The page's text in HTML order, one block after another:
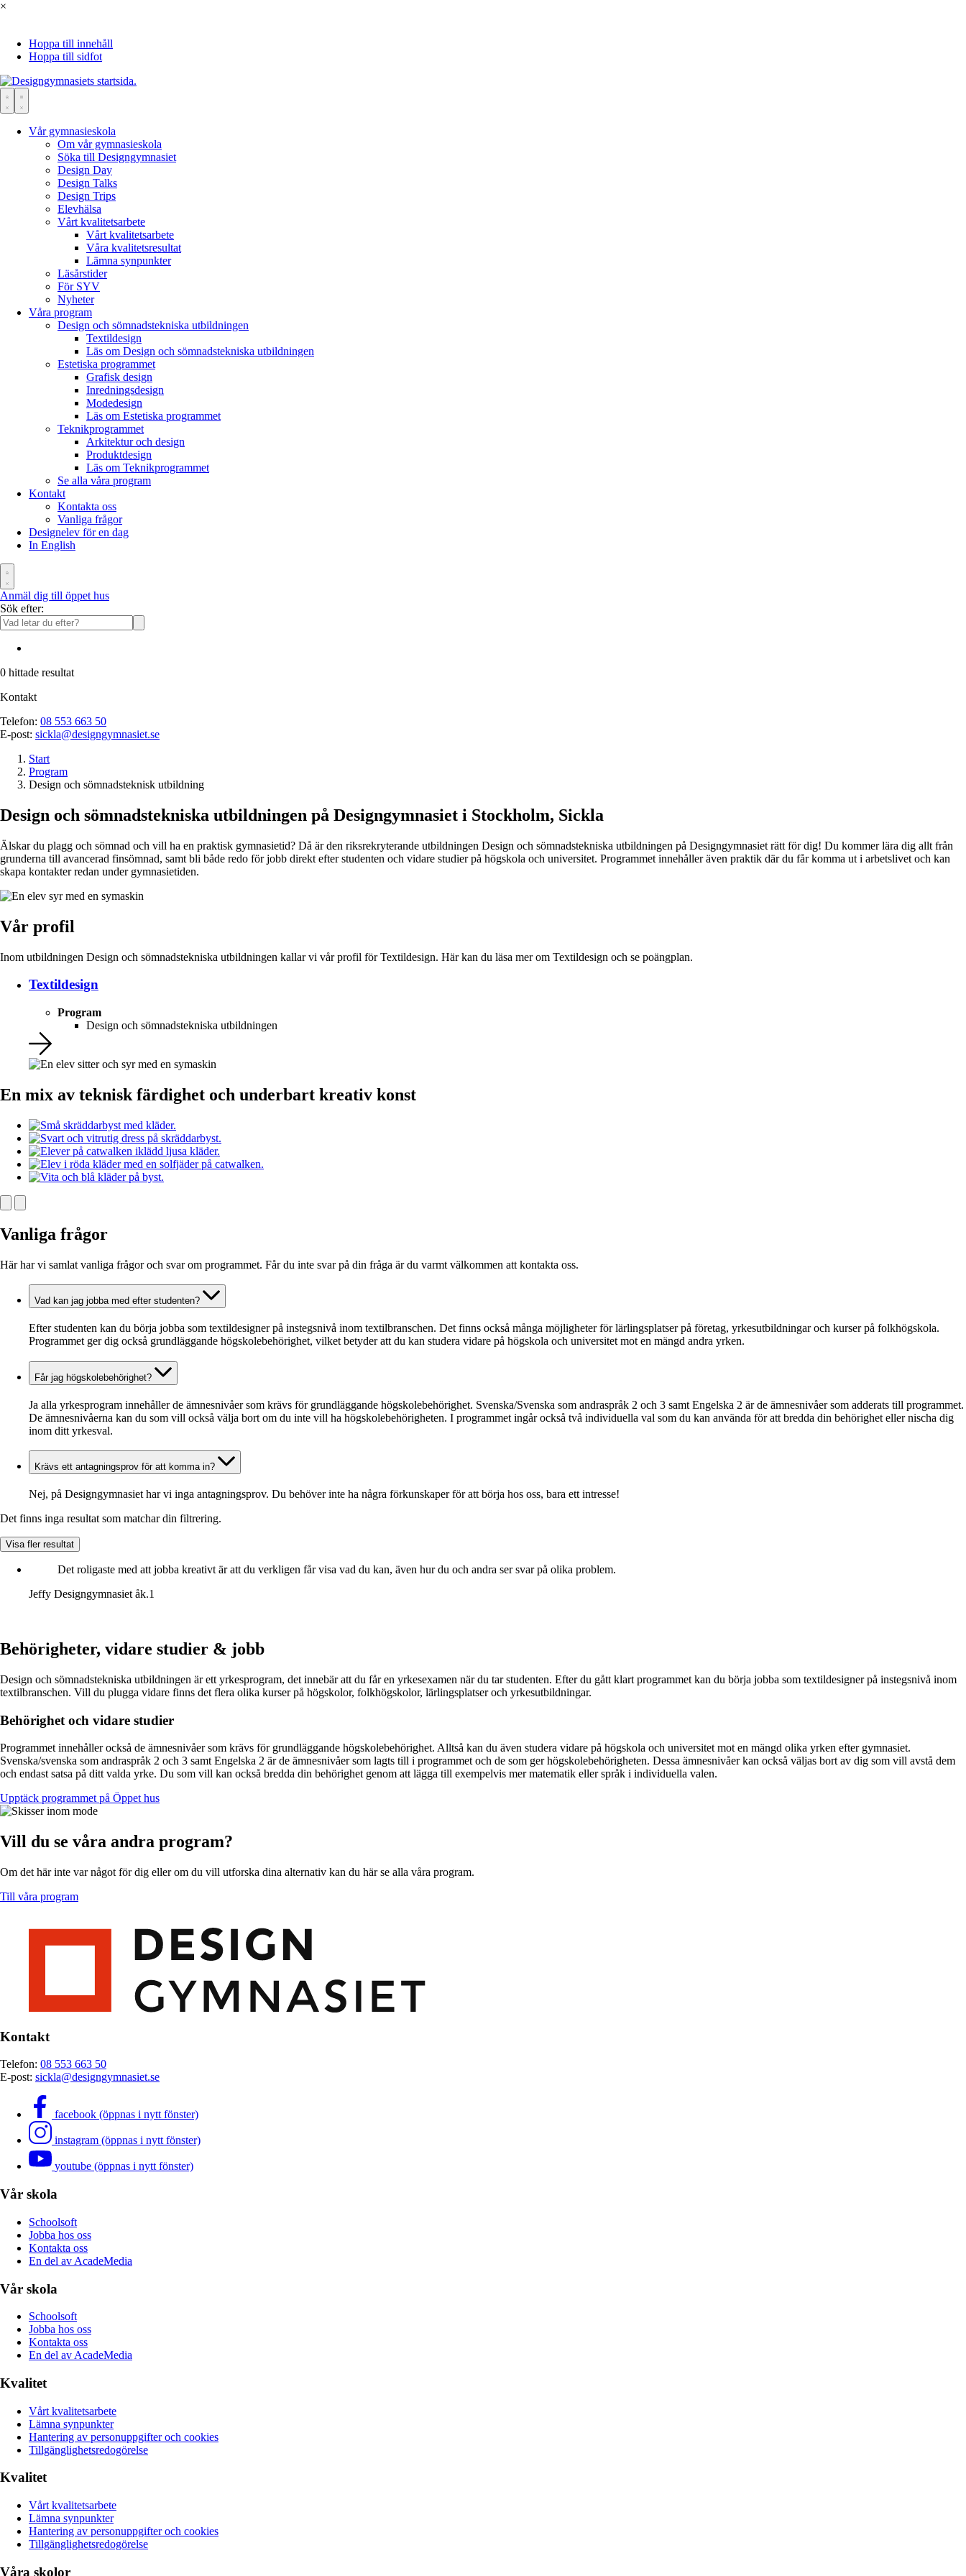
×
Hoppa till innehåll
Hoppa till sidfot
Vår gymnasieskola
Om vår gymnasieskola
Söka till Designgymnasiet
Design Day
Design Talks
Design Trips
Elevhälsa
Vårt kvalitetsarbete
Vårt kvalitetsarbete
Våra kvalitetsresultat
Lämna synpunkter
Läsårstider
För SYV
Nyheter
Våra program
Design och sömnadstekniska utbildningen
Textildesign
Läs om Design och sömnadstekniska utbildningen
Estetiska programmet
Grafisk design
Inredningsdesign
Modedesign
Läs om Estetiska programmet
Teknikprogrammet
Arkitektur och design
Produktdesign
Läs om Teknikprogrammet
Se alla våra program
Kontakt
Kontakta oss
Vanliga frågor
Designelev för en dag
In English
Anmäl dig till öppet hus
Sök efter:
0 hittade resultat
Kontakt
Telefon: 08 553 663 50
E-post: sickla@designgymnasiet.se
Start
Program
Design och sömnadsteknisk utbildning
Design och sömnadstekniska utbildningen på Designgymnasiet i Stockholm, Sickla
Älskar du plagg och sömnad och vill ha en praktisk gymnasietid? Då är den riksrekryterande utbildningen Design och sömnadstekniska utbildningen på Designgymnasiet rätt för dig! Du kommer lära dig allt från
grunderna till avancerad finsömnad, samt bli både redo för jobb direkt efter studenten och vidare studier på högskola och universitet. Programmet innehåller även praktik där du får komma ut i arbetslivet och kan
skapa kontakter redan under gymnasietiden.
Vår profil
Inom utbildningen Design och sömnadstekniska utbildningen kallar vi vår profil för Textildesign. Här kan du läsa mer om Textildesign och se poängplan.
Textildesign
Program
Design och sömnadstekniska utbildningen
En mix av teknisk färdighet och underbart kreativ konst
Vanliga frågor
Här har vi samlat vanliga frågor och svar om programmet. Får du inte svar på din fråga är du varmt välkommen att kontakta oss.
Vad kan jag jobba med efter studenten?
Efter studenten kan du börja jobba som textildesigner på instegsnivå inom textilbranschen. Det finns också många möjligheter för lärlingsplatser på företag, yrkesutbildningar och kurser på folkhögskola.
Programmet ger dig också grundläggande högskolebehörighet, vilket betyder att du kan studera vidare på högskola och universitet mot en mängd andra yrken.
Får jag högskolebehörighet?
Ja alla yrkesprogram innehåller de ämnesnivåer som krävs för grundläggande högskolebehörighet. Svenska/Svenska som andraspråk 2 och 3 samt Engelska 2 är de ämnesnivåer som adderats till programmet.
De ämnesnivåerna kan du som vill också välja bort om du inte vill ha högskolebehörigheten. I programmet ingår också två individuella val som du kan använda för att bredda din behörighet eller nischa dig
inom ditt yrkesval.
Krävs ett antagningsprov för att komma in?
Nej, på Designgymnasiet har vi inga antagningsprov. Du behöver inte ha några förkunskaper för att börja hos oss, bara ett intresse!
Det finns inga resultat som matchar din filtrering.
Visa fler resultat
Det roligaste med att jobba kreativt är att du verkligen får visa vad du kan, även hur du och andra ser svar på olika problem.
Jeffy Designgymnasiet åk.1
Behörigheter, vidare studier & jobb
Design och sömnadstekniska utbildningen är ett yrkesprogram, det innebär att du får en yrkesexamen när du tar studenten. Efter du gått klart programmet kan du börja jobba som textildesigner på instegsnivå inom
textilbranschen. Vill du plugga vidare finns det flera olika kurser på högskolor, folkhögskolor, lärlingsplatser och yrkesutbildningar.
Behörighet och vidare studier
Programmet innehåller också de ämnesnivåer som krävs för grundläggande högskolebehörighet. Alltså kan du även studera vidare på högskola och universitet mot en mängd olika yrken efter gymnasiet.
Svenska/svenska som andraspråk 2 och 3 samt Engelska 2 är de ämnesnivåer som lagts till i programmet och de som ger högskolebehörigheten. Dessa ämnesnivåer kan också väljas bort av dig som vill avstå dem
och endast satsa på ditt valda yrke. Du som vill kan också bredda din behörighet genom att lägga till exempelvis mer matematik eller språk i individuella valen.
Upptäck programmet på Öppet hus
Vill du se våra andra program?
Om det här inte var något för dig eller om du vill utforska dina alternativ kan du här se alla våra program.
Till våra program
Kontakt
Telefon: 08 553 663 50
E-post: sickla@designgymnasiet.se
facebook (öppnas i nytt fönster)
instagram (öppnas i nytt fönster)
youtube (öppnas i nytt fönster)
Vår skola
Schoolsoft
Jobba hos oss
Kontakta oss
En del av AcadeMedia
Vår skola
Schoolsoft
Jobba hos oss
Kontakta oss
En del av AcadeMedia
Kvalitet
Vårt kvalitetsarbete
Lämna synpunkter
Hantering av personuppgifter och cookies
Tillgänglighetsredogörelse
Kvalitet
Vårt kvalitetsarbete
Lämna synpunkter
Hantering av personuppgifter och cookies
Tillgänglighetsredogörelse
Våra skolor